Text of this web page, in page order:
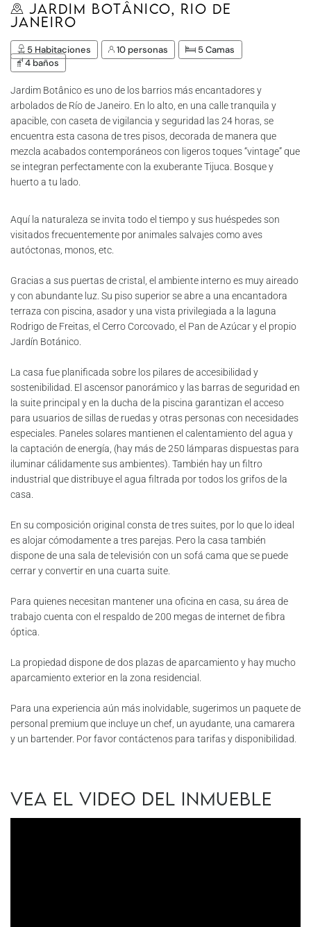
Jardim Botânico, Rio de
Janeiro
5 Habitaciones 10 personas
5 Camas
4 baños
Jardim Botânico es uno de los barrios más encantadores y
arbolados de Río de Janeiro. En lo alto, en una calle tranquila y
apacible, con caseta de vigilancia y seguridad las 24 horas, se
encuentra esta casona de tres pisos, decorada de manera que
mezcla acabados contemporáneos con ligeros toques “vintage” que
se integran perfectamente con la exuberante Tijuca. Bosque y
huerto a tu lado.
Aquí la naturaleza se invita todo el tiempo y sus huéspedes son
visitados frecuentemente por animales salvajes como aves
autóctonas, monos, etc.
Gracias a sus puertas de cristal, el ambiente interno es muy aireado
y con abundante luz. Su piso superior se abre a una encantadora
terraza con piscina, asador y una vista privilegiada a la laguna
Rodrigo de Freitas, el Cerro Corcovado, el Pan de Azúcar y el propio
Jardín Botánico.
La casa fue planificada sobre los pilares de accesibilidad y
sostenibilidad. El ascensor panorámico y las barras de seguridad en
la suite principal y en la ducha de la piscina garantizan el acceso
para usuarios de sillas de ruedas y otras personas con necesidades
especiales. Paneles solares mantienen el calentamiento del agua y
la captación de energía, (hay más de 250 lámparas dispuestas para
iluminar cálidamente sus ambientes). También hay un filtro
industrial que distribuye el agua filtrada por todos los grifos de la
casa.
En su composición original consta de tres suites, por lo que lo ideal
es alojar cómodamente a tres parejas. Pero la casa también
dispone de una sala de televisión con un sofá cama que se puede
cerrar y convertir en una cuarta suite.
Para quienes necesitan mantener una oficina en casa, su área de
trabajo cuenta con el respaldo de 200 megas de internet de fibra
óptica.
La propiedad dispone de dos plazas de aparcamiento y hay mucho
aparcamiento exterior en la zona residencial.
Para una experiencia aún más inolvidable, sugerimos un paquete de
personal premium que incluye un chef, un ayudante, una camarera
y un bartender. Por favor contáctenos para tarifas y disponibilidad.
Vea el video del inmueble